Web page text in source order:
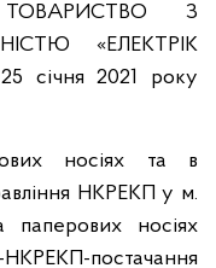
ТОВАРИСТВО З
«ЕЛЕКТРІК
січня 2021 року
носіях та в
НКРЕКП у м.
паперових носіях
постачання